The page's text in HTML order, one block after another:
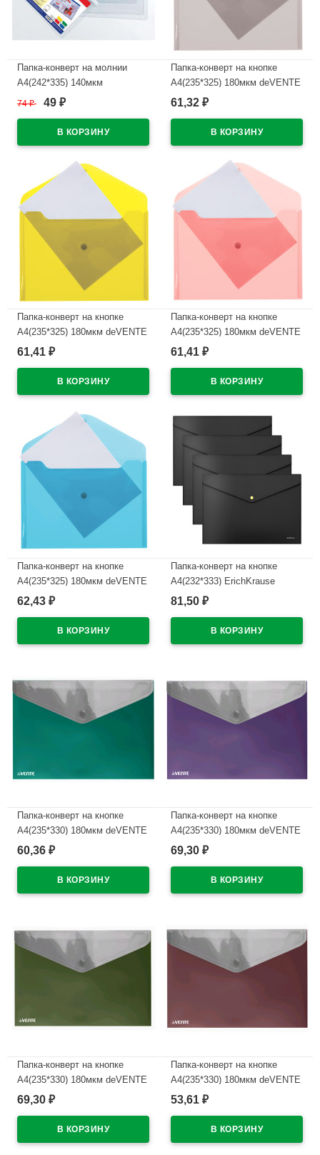
Папка-конверт на молнии
А4(242*335) 140мкм
ErichKrause прозрачная
74₽ 49 ₽
Папка-конверт на кнопке
А4(235*325) 180мкм deVENTE
прозрачная арт.3071405
61,32 ₽
Папка-конверт на кнопке
А4(235*325) 180мкм deVENTE
желтый арт.3071409
61,41 ₽
Папка-конверт на кнопке
А4(235*325) 180мкм deVENTE
красный арт.3071406
61,41 ₽
Папка-конверт на кнопке
А4(235*325) 180мкм deVENTE
синий арт.3071407
62,43 ₽
Папка-конверт на кнопке
А4(232*333) ErichKrause
Песок Акцент (Matt Accent)
81,50 ₽
Папка-конверт на кнопке
А4(235*330) 180мкм deVENTE
Маранди (Marandi.Dual)
60,36 ₽
Папка-конверт на кнопке
А4(235*330) 180мкм deVENTE
Маранди (Marandi.Dual)
69,30 ₽
Папка-конверт на кнопке
А4(235*330) 180мкм deVENTE
Маранди (Marandi.Dual)
69,30 ₽
Папка-конверт на кнопке
А4(235*330) 180мкм deVENTE
Маранди (Marandi.Dual)
53,61 ₽